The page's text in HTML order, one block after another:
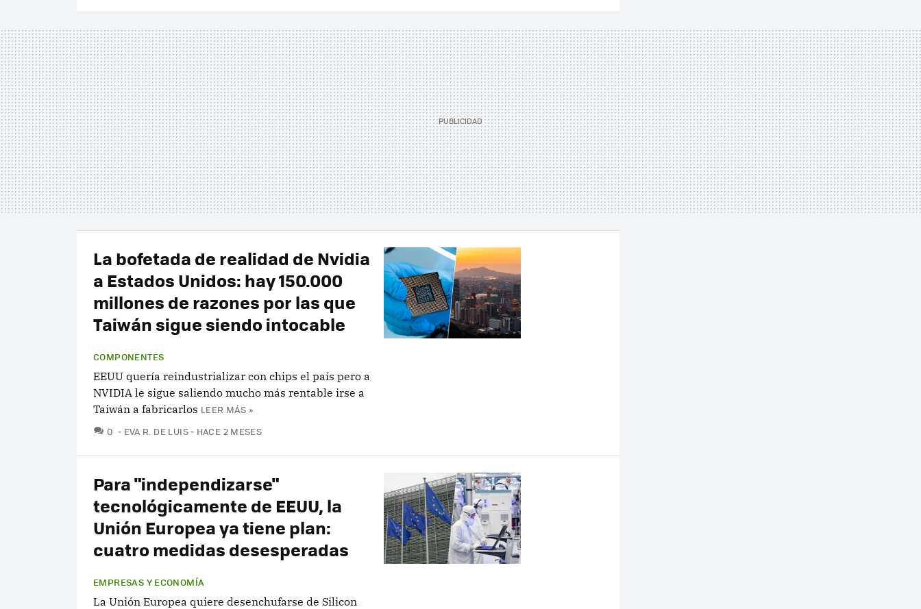
La bofetada de realidad de Nvidia
a Estados Unidos: hay 150.000
millones de razones por las que
Taiwán sigue siendo intocable
COMPONENTES
EEUU quería reindustrializar con chips el país pero a
NVIDIA le sigue saliendo mucho más rentable irse a
Taiwán a fabricarlos LEER MÁS »
0 COMENTARIOS
EVA R. DE LUIS HACE 2 MESES
Para "independizarse"
tecnológicamente de EEUU, la
Unión Europea ya tiene plan:
cuatro medidas desesperadas
EMPRESAS Y ECONOMÍA
La Unión Europea quiere desenchufarse de Silicon